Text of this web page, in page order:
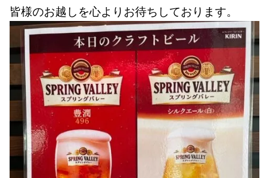
皆様のお越しを心よりお待ちしております。